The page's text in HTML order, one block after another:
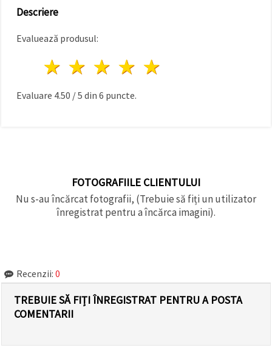
Descriere
Evaluează produsul:
4 stele
3 stele
2 stele
1 stea
Evaluare 4.50 /5 din 6 puncte.
FOTOGRAFIILE CLIENTULUI
Nu s-au încărcat fotografii, (Trebuie să fiți un utilizator
înregistrat pentru a încărca imagini).
Recenzii: 0
TREBUIE SĂ FIȚI ÎNREGISTRAT PENTRU A POSTA
COMENTARII